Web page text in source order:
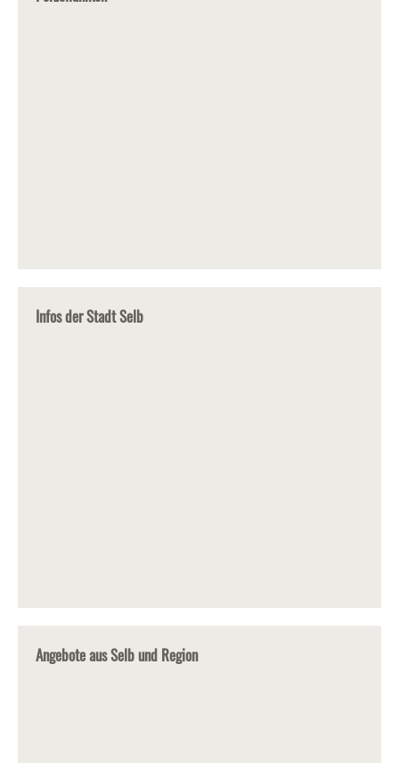
Infos der Stadt Selb
Angebote aus Selb und Region